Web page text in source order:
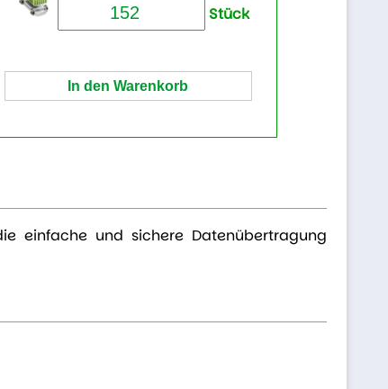
Stück
einfache und sichere Datenübertragung